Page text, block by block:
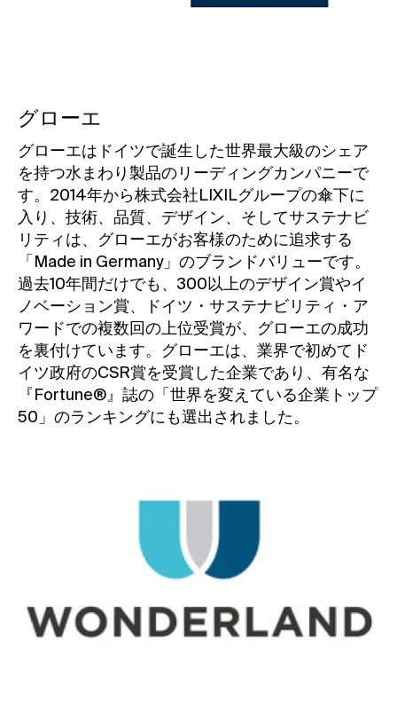
グローエ
グローエはドイツで誕生した世界最大級のシェア
を持つ水まわり製品のリーディングカンパニーで
す。 2014年から株式会社LIXILグループの傘下に
入り、技術、品質、デザイン、そしてサステナビ
リティは、グローエがお客様のために追求する
「Made in Germany」のブランドバリューです。
過去10年間だけでも、300以上のデザイン賞やイ
ノベーション賞、ドイツ・サステナビリティ・ア
ワードでの複数回の上位受賞が、グローエの成功
を裏付けています。グローエは、業界で初めてド
イツ政府のCSR賞を受賞した企業であり、有名な
『Fortune®』誌の「世界を変えている企業トップ
50」のランキングにも選出されました。